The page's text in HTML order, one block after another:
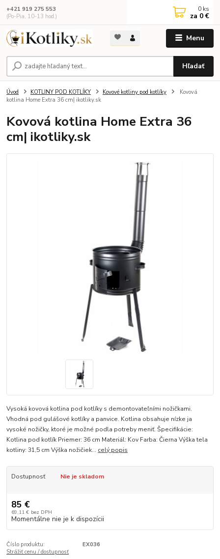
Menu
Hľadať
+421 919 275 553
(Po-Pia, 10-13 hod.)
0 ks
za 0 €
Úvod KOTLINY POD KOTLÍKY Kovové kotliny pod kotlíky
Kovová
kotlina Home Extra 36 cm| ikotliky.sk
Kovová kotlina Home Extra 36
cm| ikotliky.sk
Vysoká kovová kotlina pod kotlíky s demontovateľními nožičkami.
Vhodná pod gulášové kotlíky a panvice. Kotlina obsahuje nízke ja
vysoké nožičky, ktoré je možné podla potreby meniť. Špecifikácie:
Kotlina pod kotlík Priemer: 36 cm Materiál: Kov Farba: Čierna Výška tela
kotliny: 31,5 cm Výška nožičiek... celý popis
Dostupnosť Nie je skladom
85 €
69,11 € bez DPH
Momentálne nie je k dispozícii
Číslo produktu:
EX036
Strážiť cenu / dostupnosť